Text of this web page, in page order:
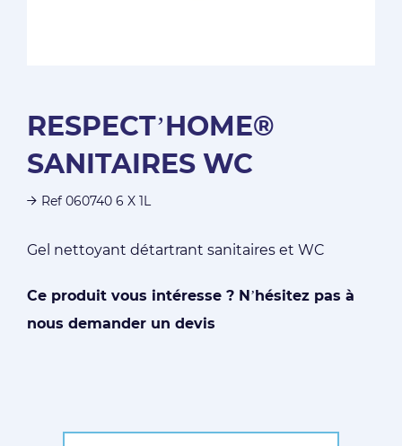
RESPECT’HOME®
SANITAIRES WC
Ref 060740 6 X 1L
Gel nettoyant détartrant sanitaires et WC
Ce produit vous intéresse ? N’hésitez pas à
nous demander un devis